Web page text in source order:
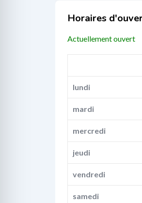
Business Hours
Actuellement ouvert
lundi
mardi
mercredi
jeudi
vendredi
samedi